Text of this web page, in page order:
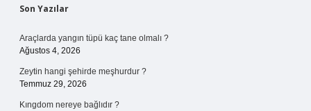
Sidebar
Son Yazılar
Araçlarda yangın tüpü kaç tane olmalı ?
Ağustos 4, 2026
Zeytin hangi şehirde meşhurdur ?
Temmuz 29, 2026
Kıngdom nereye bağlıdır ?